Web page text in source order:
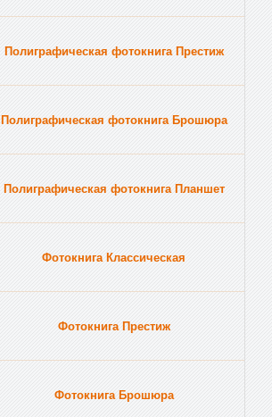
Полиграфическая фотокнига Престиж
Полиграфическая фотокнига Брошюра
Полиграфическая фотокнига Планшет
Фотокнига Классическая
Фотокнига Престиж
Фотокнига Брошюра